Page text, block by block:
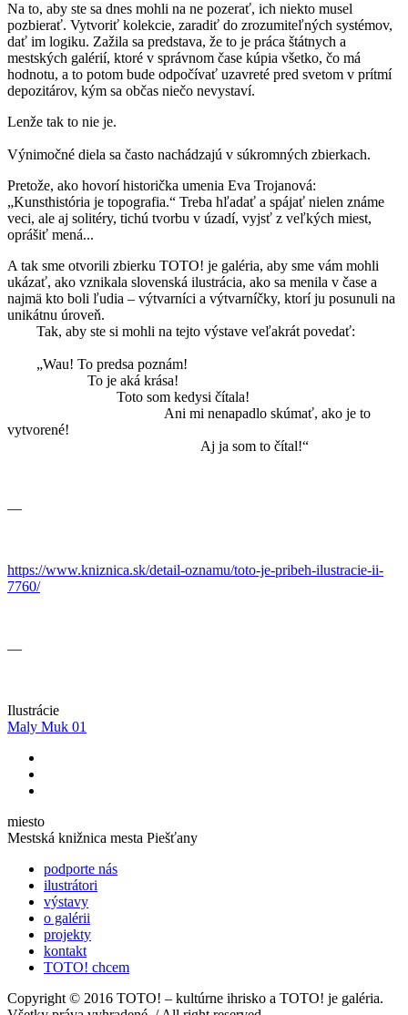
Na to, aby ste sa dnes mohli na ne pozerať, ich niekto musel
pozbierať. Vytvoriť kolekcie, zaradiť do zrozumiteľných systémov,
dať im logiku. Zažila sa predstava, že to je práca štátnych a
mestských galérií, ktoré v správnom čase kúpia všetko, čo má
hodnotu, a to potom bude odpočívať uzavreté pred svetom v prítmí
depozitárov, kým sa občas niečo nevystaví.
Lenže tak to nie je.
Výnimočné diela sa často nachádzajú v súkromných zbierkach.
Pretože, ako hovorí historička umenia Eva Trojanová:
„Kunsthistória je topografia.“ Treba hľadať a spájať nielen známe
veci, ale aj solitéry, tichú tvorbu v úzadí, vyjsť z veľkých miest,
oprášiť mená...
A tak sme otvorili zbierku TOTO! je galéria, aby sme vám mohli
ukázať, ako vznikala slovenská ilustrácia, ako sa menila v čase a
najmä kto boli ľudia – výtvarníci a výtvarníčky, ktorí ju posunuli na
unikátnu úroveň.
Tak, aby ste si mohli na tejto výstave veľakrát povedať:
„Wau! To predsa poznám!
To je aká krása!
Toto som kedysi čítala!
Ani mi nenapadlo skúmať, ako je to
vytvorené!
Aj ja som to čítal!“
—
https://www.kniznica.sk/detail-oznamu/toto-je-pribeh-ilustracie-ii-
7760/
—
Ilustrácie
Maly Muk 01
miesto
Mestská knižnica mesta Piešťany
podporte nás
ilustrátori
výstavy
o galérii
projekty
kontakt
TOTO! chcem
Copyright © 2016 TOTO! – kultúrne ihrisko a TOTO! je galéria.